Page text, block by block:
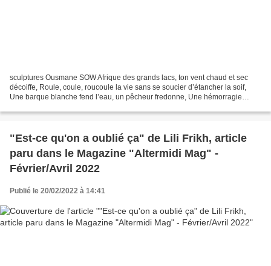
sculptures Ousmane SOW Afrique des grands lacs, ton vent chaud et sec
décoiffe, Roule, coule, roucoule la vie sans se soucier d’étancher la soif,
Une barque blanche fend l’eau, un pêcheur fredonne, Une hémorragie
"Est-ce qu'on a oublié ça" de Lili Frikh, article
paru dans le Magazine "Altermidi Mag" -
Février/Avril 2022
Publié le 20/02/2022 à 14:41